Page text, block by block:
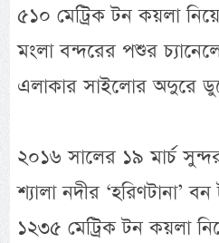
৫১০ মেট্রিক টন কয়লা
মংলা বন্দরের পশুর
এলাকার সাইলোর অদুরে
২০১৬ সালের ১৯ মার্চ
শ্যালা নদীর ‘হরিণটানা’
১২৩৫ মেট্রিক টন কয়লা